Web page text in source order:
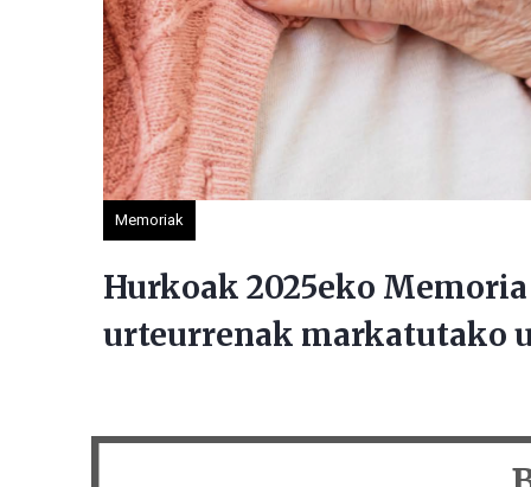
Memoriak
Hurkoak 2025eko
urteurrenak markatutako